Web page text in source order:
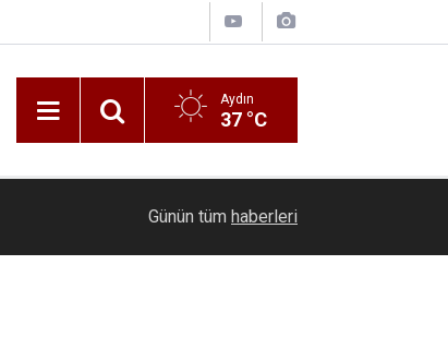
Aydın
37 °C
Kütahya’da trafik kazası: 1 ölü 5 yaralı
Günün tüm haberleri